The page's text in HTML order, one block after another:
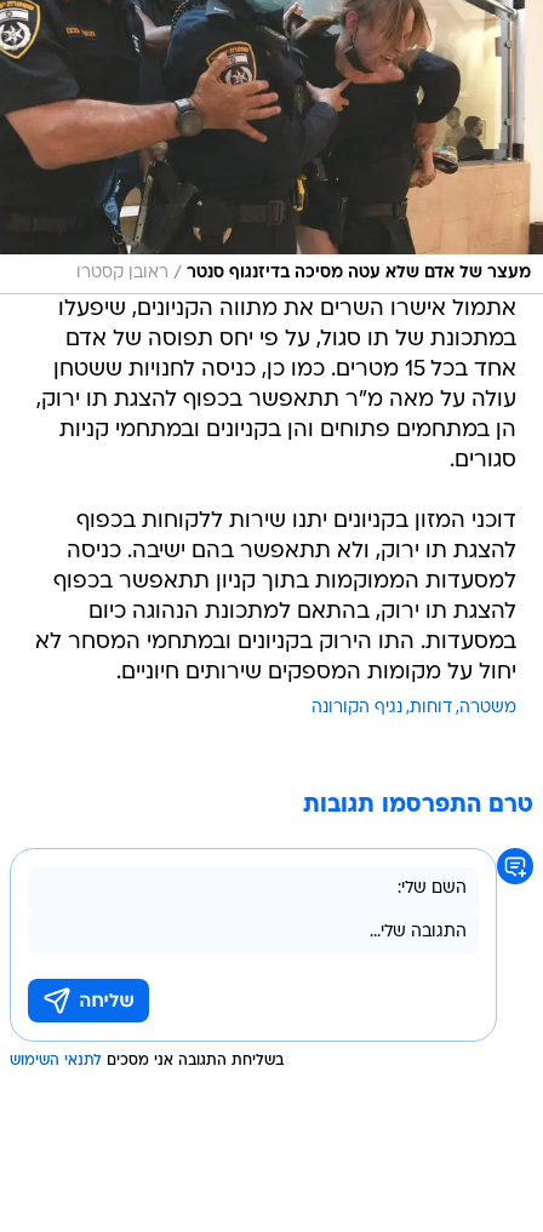
מעצר של אדם שלא עטה מסיכה בדיזנגוף סנטר / ראובן קסטרו
אתמול אישרו השרים את מתווה הקניונים, שיפעלו
במתכונת של תו סגול, על פי יחס תפוסה של אדם
אחד בכל 15 מטרים. כמו כן, כניסה לחנויות ששטחן
עולה על מאה מ"ר תתאפשר בכפוף להצגת תו ירוק,
הן במתחמים פתוחים והן בקניונים ובמתחמי קניות
סגורים.
דוכני המזון בקניונים יתנו שירות ללקוחות בכפוף
להצגת תו ירוק, ולא תתאפשר בהם ישיבה. כניסה
למסעדות הממוקמות בתוך קניון תתאפשר בכפוף
להצגת תו ירוק, בהתאם למתכונת הנהוגה כיום
במסעדות. התו הירוק בקניונים ובמתחמי המסחר לא
יחול על מקומות המספקים שירותים חיוניים.
משטרה דוחות נגיף הקורונה
טרם התפרסמו תגובות
בשליחת התגובה אני מסכים לתנאי השימוש